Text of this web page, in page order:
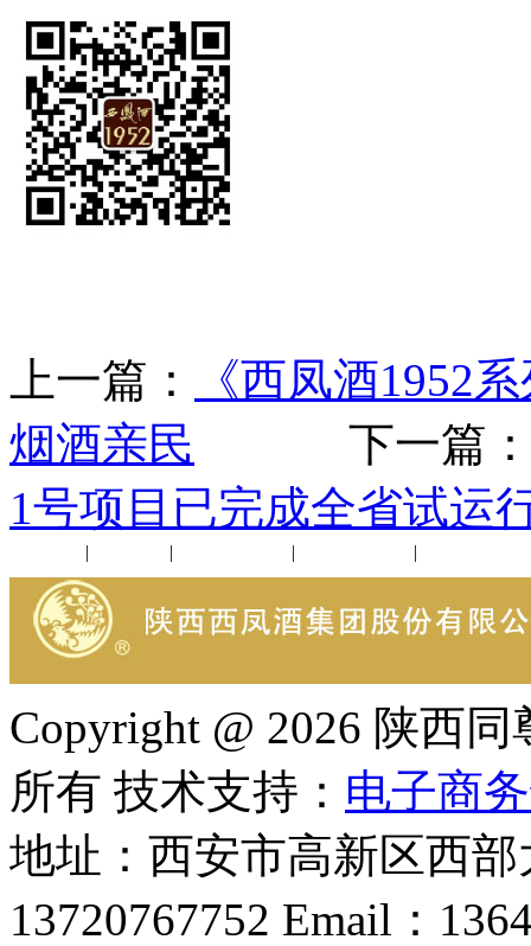
上一篇：
《西凤酒1952
烟酒亲民 下一篇
1号项目已完成全省试运
| | | |
Copyright @ 2026 陕西
所有 技术支持： 电子商
地址：西安市高新区西
13720767752 Email：